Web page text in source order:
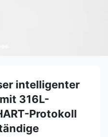
intelligenter
316L-
Protokoll